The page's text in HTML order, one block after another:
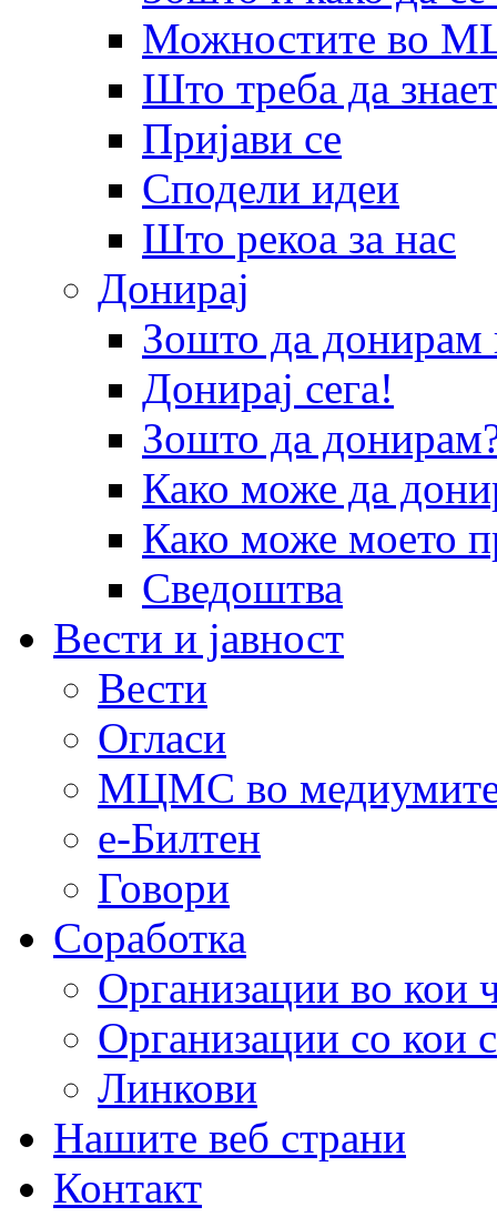
Можностите во
Што треба да
Пријави се
Сподели идеи
Што рекоа за нас
Донирај
Зошто да
Донирај сега!
Зошто да
Како може да
Како може моето
Сведоштва
Вести и јавност
Вести
Огласи
МЦМС во
е-Билтен
Говори
Соработка
Организации во кои
Организации со кои
Линкови
Нашите веб страни
Контакт